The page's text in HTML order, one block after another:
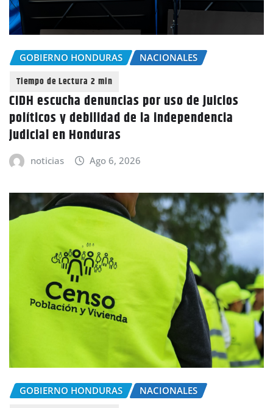
GOBIERNO HONDURAS NACIONALES
CIDH escucha denuncias por uso de juicios
políticos y debilidad de la independencia
judicial en Honduras
noticias Ago 6, 2026
GOBIERNO HONDURAS NACIONALES